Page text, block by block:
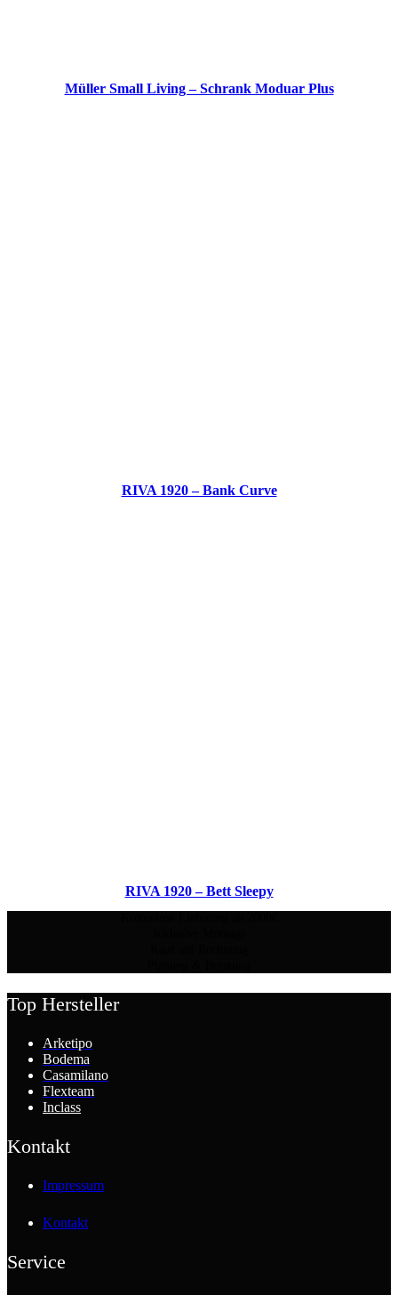
Müller Small Living – Schrank Moduar Plus
RIVA 1920 – Bank Curve
RIVA 1920 – Bett Sleepy
Top Hersteller
Arketipo
Bodema
Casamilano
Flexteam
Inclass
Kontakt
Impressum
Kontakt
Service